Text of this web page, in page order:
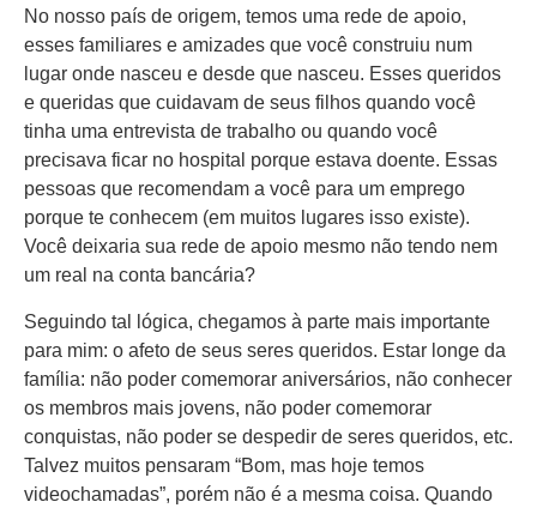
No nosso país de origem, temos uma rede de apoio,
esses familiares e amizades que você construiu num
lugar onde nasceu e desde que nasceu. Esses queridos
e queridas que cuidavam de seus filhos quando você
tinha uma entrevista de trabalho ou quando você
precisava ficar no hospital porque estava doente. Essas
pessoas que recomendam a você para um emprego
porque te conhecem (em muitos lugares isso existe).
Você deixaria sua rede de apoio mesmo não tendo nem
um real na conta bancária?
Seguindo tal lógica, chegamos à parte mais importante
para mim: o afeto de seus seres queridos. Estar longe da
família: não poder comemorar aniversários, não conhecer
os membros mais jovens, não poder comemorar
conquistas, não poder se despedir de seres queridos, etc.
Talvez muitos pensaram “Bom, mas hoje temos
videochamadas”, porém não é a mesma coisa. Quando